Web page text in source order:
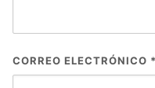
CORREO ELECTRÓNICO *